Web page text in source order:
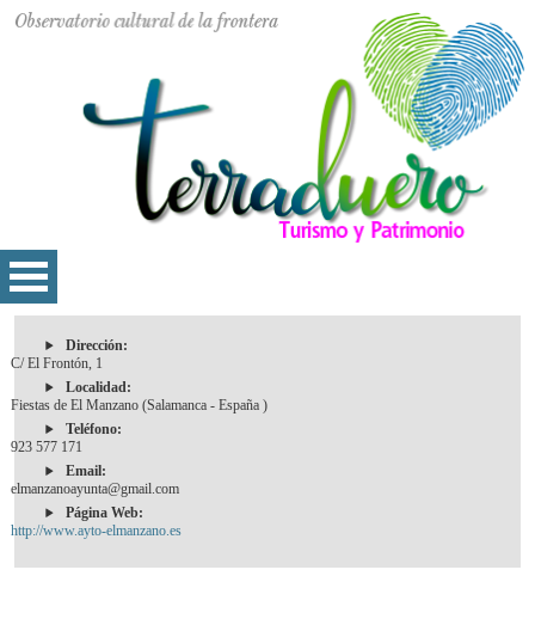
Dirección:
C/ El Frontón, 1
Localidad:
Fiestas de El Manzano (Salamanca - España )
Teléfono:
923 577 171
Email:
elmanzanoayunta@gmail.com
Página Web:
http://www.ayto-elmanzano.es